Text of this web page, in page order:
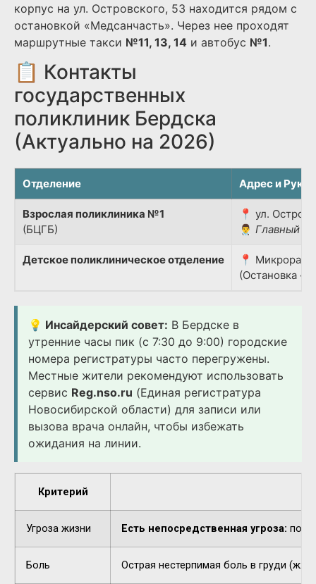
корпус на ул. Островского, 53 находится рядом с
остановкой «Медсанчасть». Через нее проходят
маршрутные такси №11, 13, 14 и автобус №1.
📋 Контакты
государственных
поликлиник Бердска
(Актуально на 2026)
Отделение Адрес и
Взрослая поликлиника №1
(БЦГБ)
📍 ул.
👨‍⚕️ Главный
Детское поликлиническое отделение
📍
(Остановка
💡 Инсайдерский совет: В Бердске в
утренние часы пик (с 7:30 до 9:00) городские
номера регистратуры часто перегружены.
Местные жители рекомендуют использовать
сервис Reg.nso.ru (Единая регистратура
Новосибирской области) для записи или
вызова врача онлайн, чтобы избежать
ожидания на линии.
Критерий
Угроза жизни Есть непосредственная угроза:
Боль Острая нестерпимая боль в груди